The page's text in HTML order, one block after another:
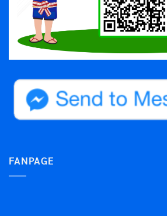
FANPAGE